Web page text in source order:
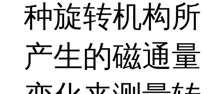
种旋转机构所
产生的磁通量